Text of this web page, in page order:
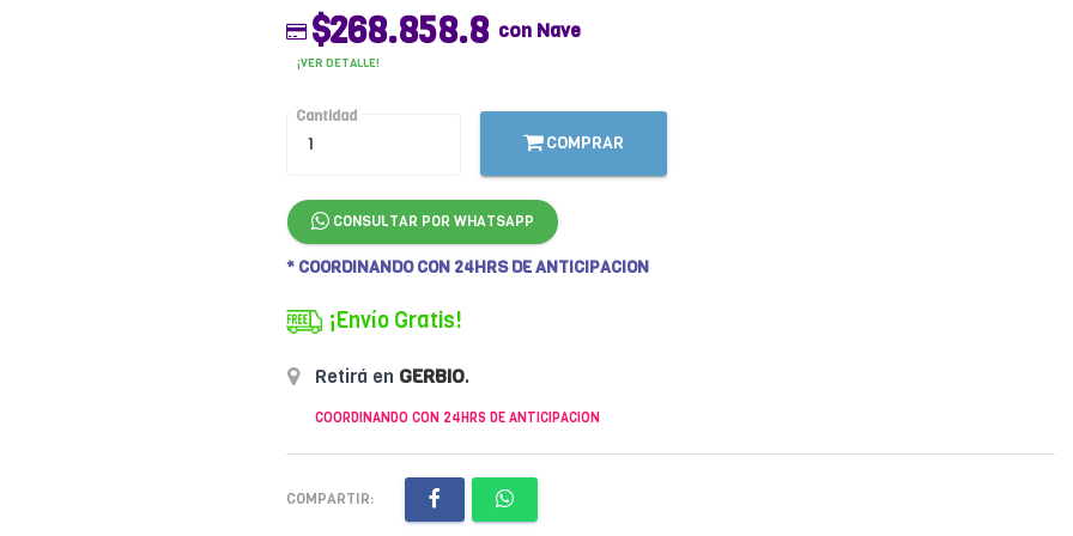
$268.858.8 con Nave
¡VER DETALLE!
Cantidad
COMPRAR
CONSULTAR POR WHATSAPP
* COORDINANDO CON 24HRS DE ANTICIPACION
¡Envío Gratis!
Retirá en GERBIO.
COORDINANDO CON 24HRS DE ANTICIPACION
COMPARTIR: